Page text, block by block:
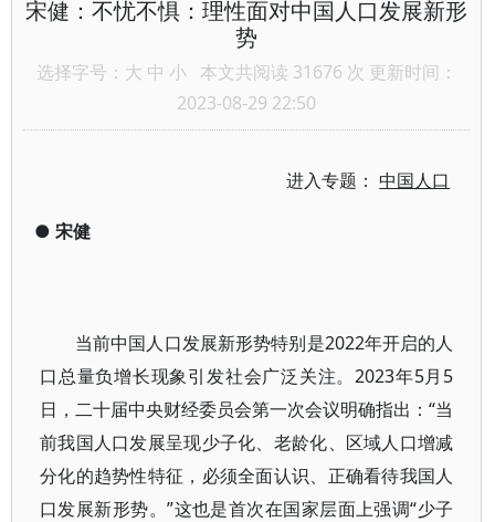
宋健：不忧不惧：理性面对中国人口发展新形
势
选择字号： 大 中 小 本文共阅读 31676 次 更新时间：
2023-08-29 22:50
进入专题：中国人口
● 宋健
当前中国人口发展新形势特别是2022年开启的人
口总量负增长现象引发社会广泛关注。2023年5月5
日，二十届中央财经委员会第一次会议明确指出：“当
前我国人口发展呈现少子化、老龄化、区域人口增减
分化的趋势性特征，必须全面认识、正确看待我国人
口发展新形势。”这也是首次在国家层面上强调“少子